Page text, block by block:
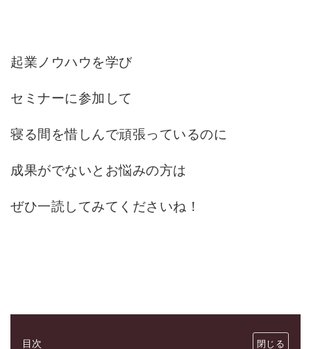
起業ノウハウを学び
セミナーに参加して
寝る間を惜しんで頑張っているのに
成果がでないとお悩みの方は
ぜひ一読してみてくださいね！
目次